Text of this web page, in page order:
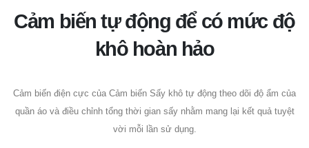
Cảm biến tự động để có mức độ
khô hoàn hảo
Cảm biến điện cực của Cảm biến Sấy khô tự động theo dõi độ ẩm của
quần áo và điều chỉnh tổng thời gian sấy nhằm mang lại kết quả tuyệt
vời mỗi lần sử dụng.